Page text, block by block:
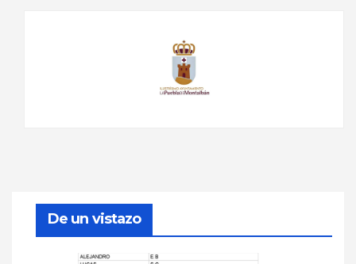
De un vistazo